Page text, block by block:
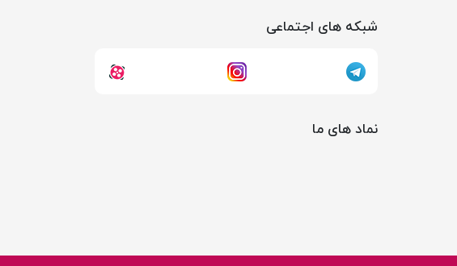
شبکه های اجتماعی
نماد های ما